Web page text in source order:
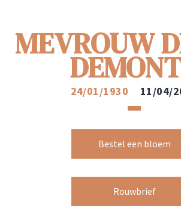
MEVROUW
24/01/1930 11/04/
Bestel een bloem
Rouwbrief